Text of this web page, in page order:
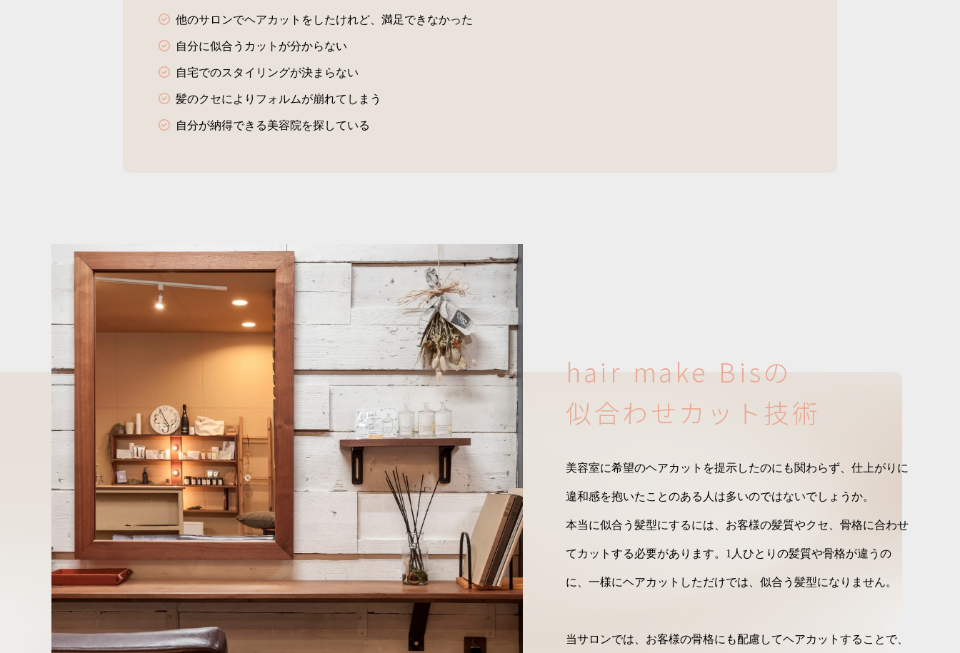
他のサロンでヘアカットをしたけれど、満足できなかった
自分に似合うカットが分からない
自宅でのスタイリングが決まらない
髪のクセによりフォルムが崩れてしまう
自分が納得できる美容院を探している
hai r make Bisの
似合わせ カ ッ ト 技術
美容室に希望のヘアカットを提示したのにも関わらず、仕上がりに
違和感を抱いたことのある人は多いのではないでしょうか。
本当に似合う髪型にするには、お客様の髪質やクセ、骨格に合わせ
てカットする必要があります。1人ひとりの髪質や骨格が違うの
に、一様にヘアカットしただけでは、似合う髪型になりません。
当サロンでは、お客様の骨格にも配慮してヘアカットすることで、